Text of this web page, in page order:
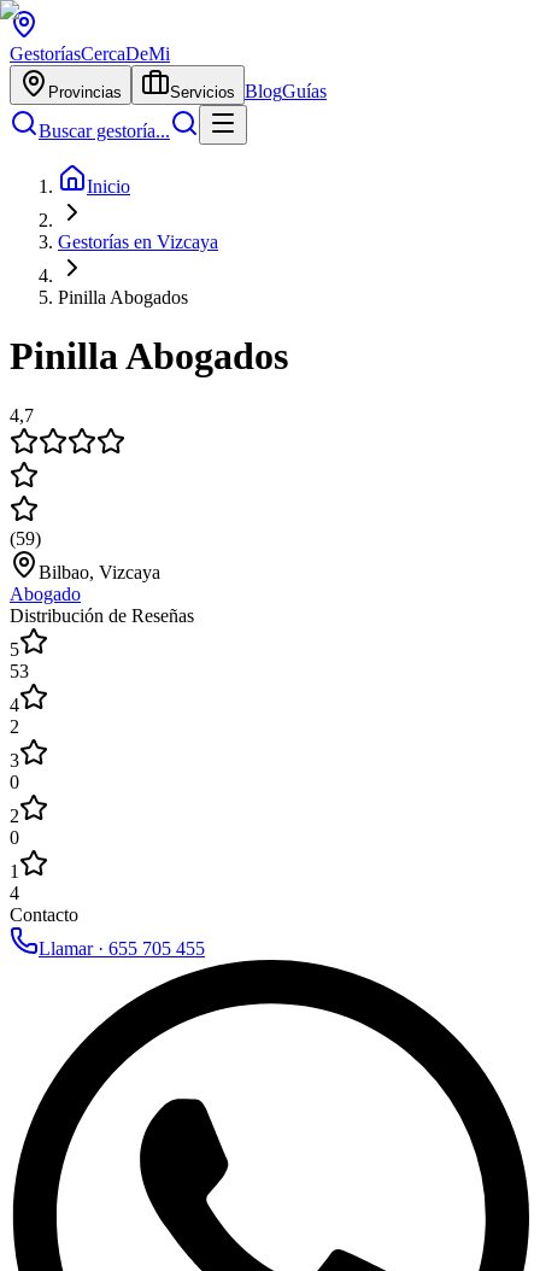
GestoríasCercaDeMi
Provincias Servicios BlogGuías
Buscar gestoría...
Inicio
Gestorías en Vizcaya
Pinilla Abogados
Pinilla Abogados
4,7
(59)
Bilbao, Vizcaya
Abogado
Distribución de Reseñas
5
53
4
2
3
0
2
0
1
4
Contacto
Llamar · 655 705 455